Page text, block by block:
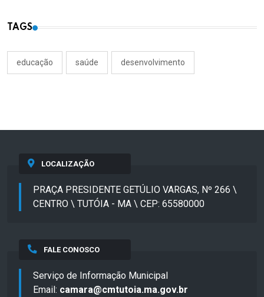
TAGS
educação saúde desenvolvimento
LOCALIZAÇÃO
PRAÇA PRESIDENTE GETÚLIO VARGAS, Nº 266 \
CENTRO \ TUTÓIA - MA \ CEP: 65580000
FALE CONOSCO
Serviço de Informação Municipal
Email: camara@cmtutoia.ma.gov.br